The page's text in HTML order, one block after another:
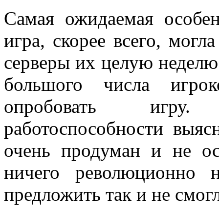
Самая ожидаемая
игра, скорее всего,
серверы их целую
большого числа
опробовать игру.
работоспособности
очень продуман и не
ничего революционно
предложить так и не